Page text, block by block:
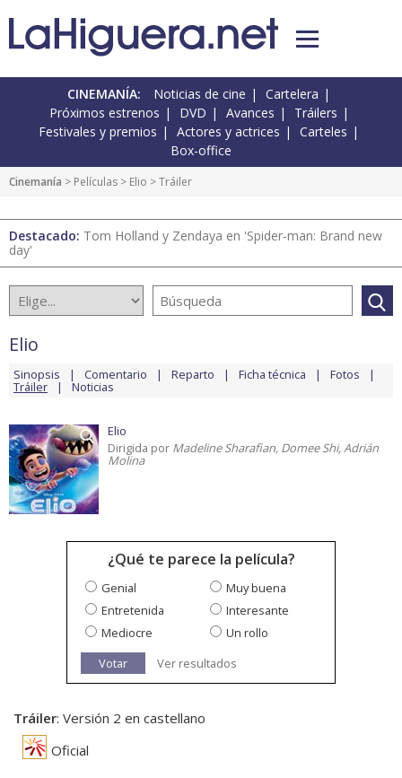
CINEMANÍA: Noticias de cine
Cartelera
Próximos estrenos
DVD Avances
Tráilers
Festivales y premios
Actores y actrices
Carteles
Box-office
Cinemanía > Películas > Elio > Tráiler
Destacado: Tom Holland y Zendaya en 'Spider-man: Brand new
day'
Elio
Sinopsis Comentario Reparto Ficha técnica Fotos
Tráiler Noticias
Elio
Dirigida por Madeline Sharafian, Domee Shi, Adrián
Molina
¿Qué te parece la película?
Genial
Muy buena
Entretenida
Interesante
Mediocre
Un rollo
Votar
Ver resultados
Tráiler: Versión 2 en castellano
Oficial